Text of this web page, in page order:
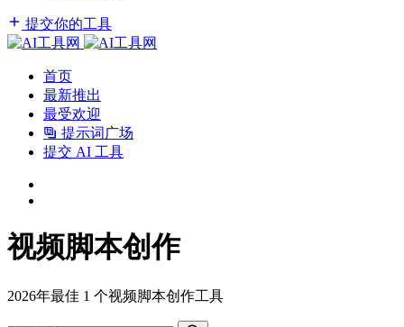
提交你的工具
首页
最新推出
最受欢迎
提示词广场
提交 AI 工具
视频脚本创作
2026年最佳 1 个视频脚本创作工具